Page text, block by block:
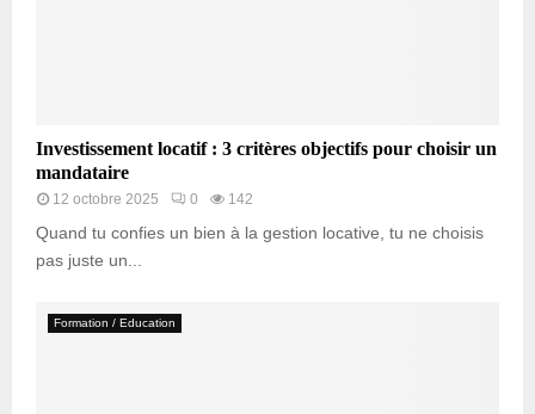
Investissement locatif : 3 critères objectifs pour choisir un
mandataire
12 octobre 2025 0 142
Quand tu confies un bien à la gestion locative, tu ne choisis
pas juste un...
Formation / Education